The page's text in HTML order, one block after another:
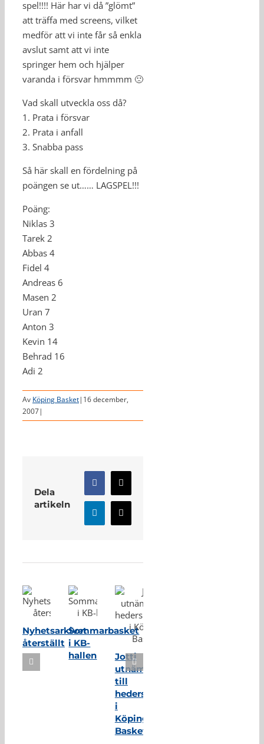
spel!!!! Här har vi då ”glömt”
att träffa med screens, vilket
medför att vi inte får så enkla
avslut samt att vi inte
springer hem och hjälper
varanda i försvar hmmmm 🙁
Vad skall utveckla oss då?
1. Prata i försvar
2. Prata i anfall
3. Snabba pass
Så här skall en fördelning på
poängen se ut…… LAGSPEL!!!
Poäng:
Niklas 3
Tarek 2
Abbas 4
Fidel 4
Andreas 6
Masen 2
Uran 7
Anton 3
Kevin 14
Behrad 16
Adi 2
Av Köping Basket| 16 december,
2007|
Dela
artikeln
Facebook
X
LinkedInE-
post
Nyhetsarkivet
återställt
Sommarbasket
i KB-
hallen
Jotti
utnämnd
till
hedersmedlem
i
Köping
Basket